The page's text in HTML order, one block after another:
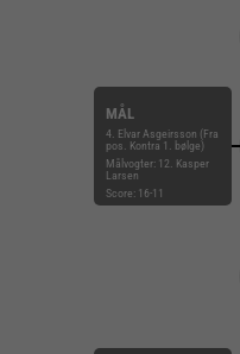
MÅL
4. Elvar Asgeirsson (Fra
pos. Kontra 1. bølge)
Målvogter: 12. Kasper
Larsen
Score: 16-11